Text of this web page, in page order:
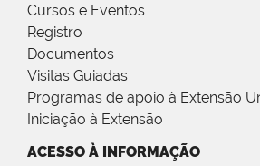
Cursos e Eventos
Registro
Documentos
Visitas Guiadas
Programas de apoio à Extensão
Iniciação à Extensão
ACESSO À INFORMAÇÃO